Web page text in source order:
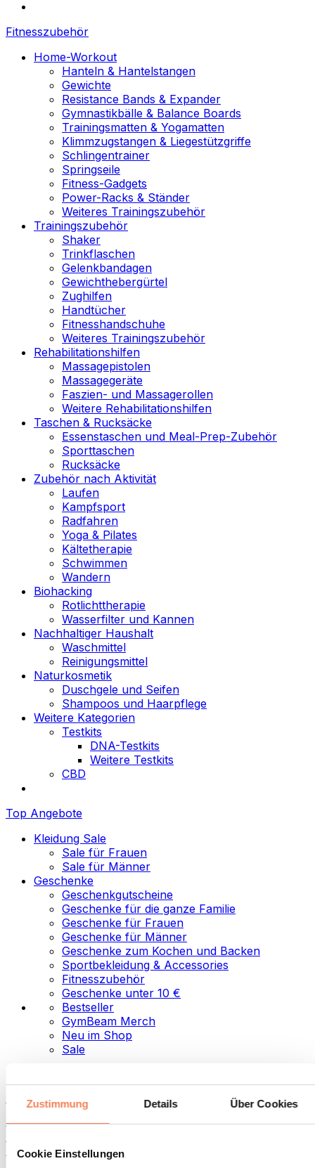
Zustimmung Details Über Cookies
Cookie Einstellungen
Fitnesszubehör
Home-Workout
Hanteln & Hantelstangen
Gewichte
Resistance Bands & Expander
Gymnastikbälle & Balance Boards
Trainingsmatten & Yogamatten
Klimmzugstangen & Liegestützgriffe
Schlingentrainer
Springseile
Fitness-Gadgets
Power-Racks & Ständer
Weiteres Trainingszubehör
Trainingszubehör
Shaker
Trinkflaschen
Gelenkbandagen
Gewichthebergürtel
Zughilfen
Handtücher
Fitnesshandschuhe
Weiteres Trainingszubehör
Rehabilitationshilfen
Massagepistolen
Massagegeräte
Faszien- und Massagerollen
Weitere Rehabilitationshilfen
Taschen & Rucksäcke
Essenstaschen und Meal-Prep-Zubehör
Sporttaschen
Rucksäcke
Zubehör nach Aktivität
Laufen
Kampfsport
Radfahren
Yoga & Pilates
Kältetherapie
Schwimmen
Wandern
Biohacking
Rotlichttherapie
Wasserfilter und Kannen
Nachhaltiger Haushalt
Waschmittel
Reinigungsmittel
Naturkosmetik
Duschgele und Seifen
Shampoos und Haarpflege
Weitere Kategorien
Testkits
DNA-Testkits
Weitere Testkits
CBD
Top Angebote
Kleidung Sale
Sale für Frauen
Sale für Männer
Geschenke
Geschenkgutscheine
Geschenke für die ganze Familie
Geschenke für Frauen
Geschenke für Männer
Geschenke zum Kochen und Backen
Sportbekleidung & Accessories
Fitnesszubehör
Geschenke unter 10 €
Bestseller
GymBeam Merch
Neu im Shop
Sale
Lebensmittel
Fitness-Food
Aufstriche und Pasten